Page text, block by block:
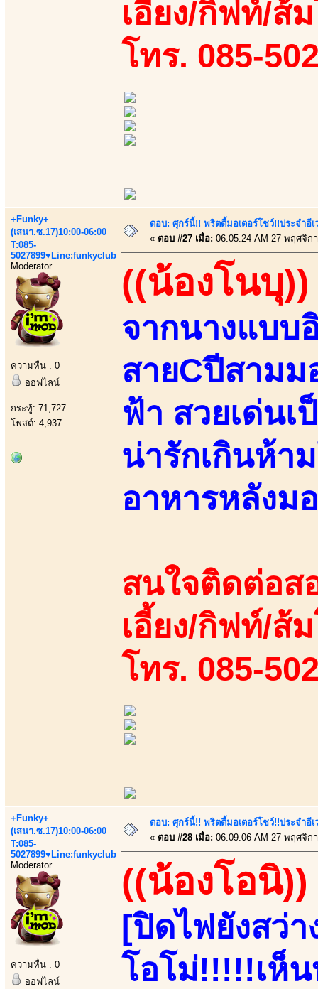
เอี้ยง/กิฟท์/ส้
โทร. 085-
+Funky+
(เสนา.ซ.17)10:00-06:00
T:085-
5027899♥Line:funkyclub
Moderator
ความหื่น : 0
ออฟไลน์
กระทู้: 71,727
โพสต์: 4,937
ตอบ: ศุกร์นี้!! พริตตี้มอเตอร์โชว์!!ประจำอี
« ตอบ #27 เมื่อ: 06:05:24 AM 27 พฤศจิก
((น้องโนบุ))
จากนางแบบ
สายCปีสาม
ฟ้า สวยเด่นเ
น่ารักเกินห้า
อาหารหลังม
สนใจติดต่อส
เอี้ยง/กิฟท์/ส้
โทร. 085-
+Funky+
(เสนา.ซ.17)10:00-06:00
T:085-
5027899♥Line:funkyclub
Moderator
ความหื่น : 0
ออฟไลน์
ตอบ: ศุกร์นี้!! พริตตี้มอเตอร์โชว์!!ประจำอี
« ตอบ #28 เมื่อ: 06:09:06 AM 27 พฤศจิก
((น้องโอนิ))
[ปิดไฟยังสว่
โอโม่!!!!!เห็